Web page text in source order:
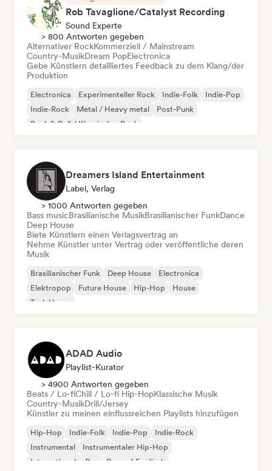
Rob Tavaglione/Catalyst Recording
Sound Experte
> 800 Antworten gegeben
Alternativer RockKommerziell / Mainstream
Country-MusikDream PopElectronica
Gebe Künstlern detailliertes Feedback zu dem Klang/der
Produktion
Electronica Experimenteller Rock Indie-Folk
Indie-Pop
Indie-Rock
Metal / Heavy metal
Post-Punk
Rock & Roll / Klassischer Rock
Dreamers Island Entertainment
Label, Verlag
> 1000 Antworten gegeben
Bass musicBrasilianische MusikBrasilianischer FunkDance
Deep House
Biete Künstlern einen Verlagsvertrag an
Nehme Künstler unter Vertrag oder veröffentliche deren
Musik
Brasilianischer Funk Deep House
Electronica
Elektropop
Future House Hip-Hop
House
Tech House
ADAD Audio
Playlist-Kurator
> 4900 Antworten gegeben
Beats / Lo-fiChill / Lo-fi Hip-HopKlassische Musik
Country-MusikDrill/Jersey
Künstler zu meinen einflussreichen Playlists hinzufügen
Hip-Hop Indie-Folk Indie-Pop
Indie-Rock
Instrumental
Instrumentaler Hip-Hop
Internationaler Rap
Rap auf Englisch